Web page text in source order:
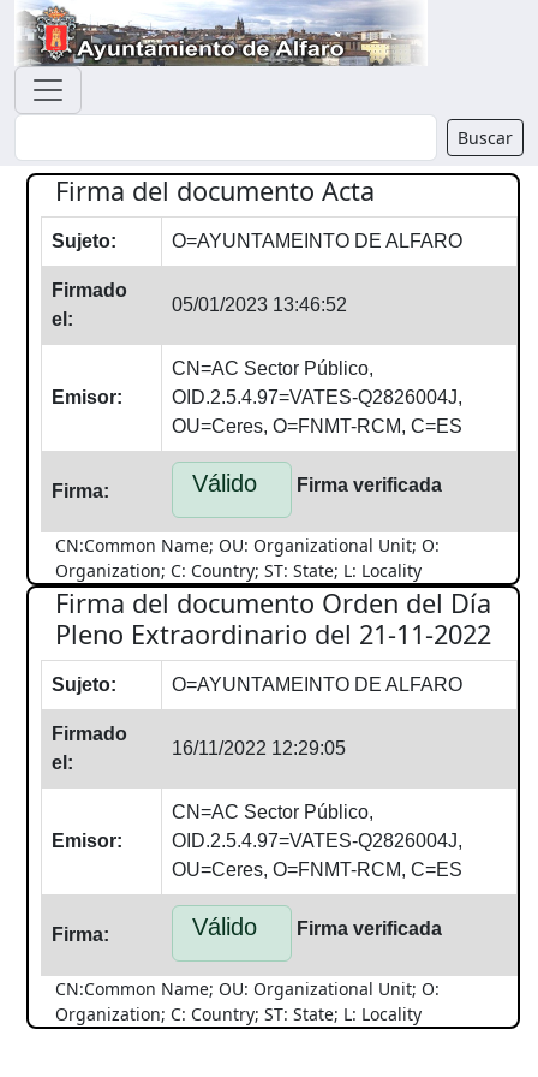
Buscador Buscar
Firma del documento Acta
Sujeto: O=AYUNTAMEINTO DE ALFARO
Firmado
el:
05/01/2023 13:46:52
Emisor:
CN=AC Sector Público,
OID.2.5.4.97=VATES-Q2826004J,
OU=Ceres, O=FNMT-RCM, C=ES
Firma: Válido Firma verificada
CN:Common Name; OU: Organizational Unit; O:
Organization; C: Country; ST: State; L: Locality
Firma del documento Orden del Día
Pleno Extraordinario del 21-11-2022
Sujeto: O=AYUNTAMEINTO DE ALFARO
Firmado
el:
16/11/2022 12:29:05
Emisor:
CN=AC Sector Público,
OID.2.5.4.97=VATES-Q2826004J,
OU=Ceres, O=FNMT-RCM, C=ES
Firma: Válido Firma verificada
CN:Common Name; OU: Organizational Unit; O:
Organization; C: Country; ST: State; L: Locality